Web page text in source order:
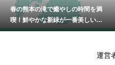
の時間を満
番美しい見
熊本の登山を最後
喫！下り坂でも膝
歩き方を解説
運営